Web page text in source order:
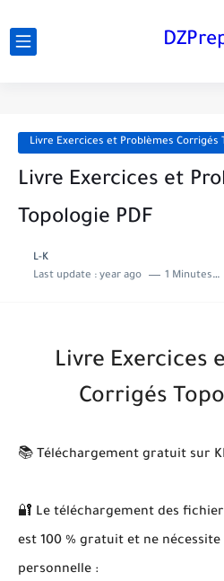
Livre Exercices et Problèmes Corrigés
Livre Exercices et
Topologie PDF
L-K
Last update : year ago 1 Minutes to read
Livre Exercices
Corrigés
📚 Téléchargement gratuit sur
🔐 Le téléchargement des
est 100 % gratuit et ne
personnelle :